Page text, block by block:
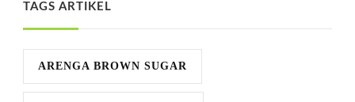
TAGS ARTIKEL
ARENGA BROWN SUGAR